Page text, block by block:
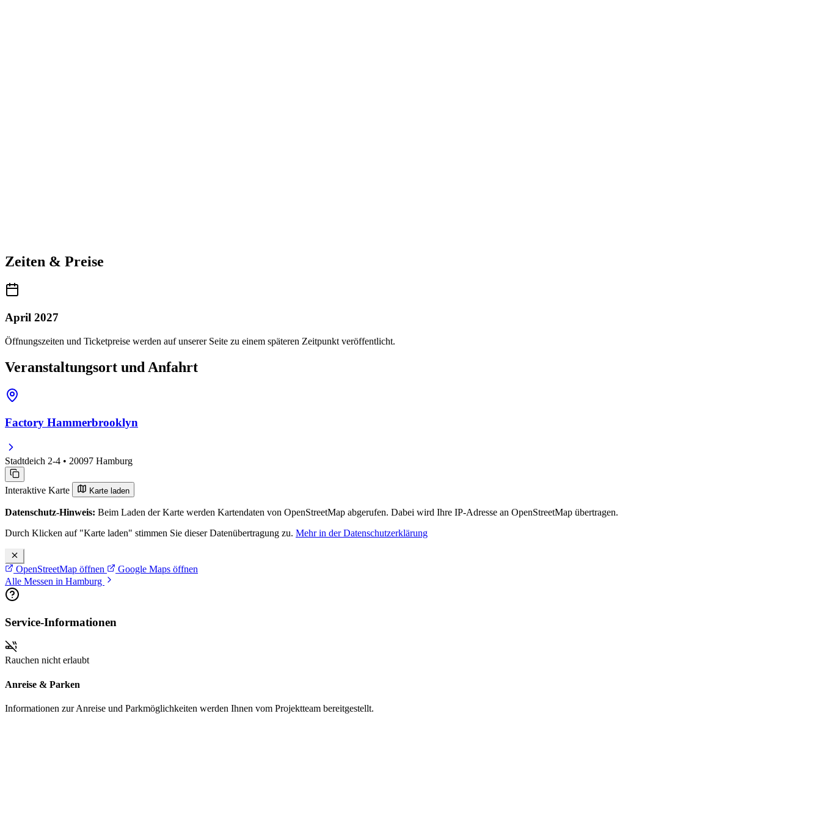
Zeiten & Preise
April 2027
Öffnungszeiten und Ticketpreise werden auf unserer Seite zu einem späteren Zeitpunkt veröffentlicht.
Veranstaltungsort und Anfahrt
Factory Hammerbrooklyn
Stadtdeich 2-4 • 20097 Hamburg
Interaktive Karte Karte laden
Datenschutz-Hinweis: Beim Laden der Karte werden Kartendaten von OpenStreetMap abgerufen. Dabei wird Ihre IP-Adresse an OpenStreetMap übertragen.
Durch Klicken auf "Karte laden" stimmen Sie dieser Datenübertragung zu. Mehr in der Datenschutzerklärung
OpenStreetMap öffnen
Google Maps öffnen
Alle Messen in Hamburg
Service-Informationen
Rauchen nicht erlaubt
Anreise & Parken
Informationen zur Anreise und Parkmöglichkeiten werden Ihnen vom Projektteam bereitgestellt.